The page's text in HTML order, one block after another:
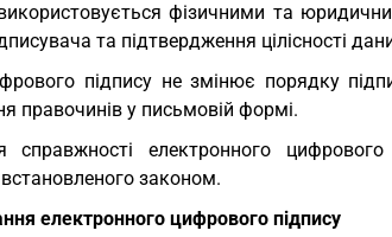
фізичними та
та підтвердження цілісності
підпису не змінює порядку
правочинів у письмовій формі.
справжності електронного
законом.
електронного цифрового підпису